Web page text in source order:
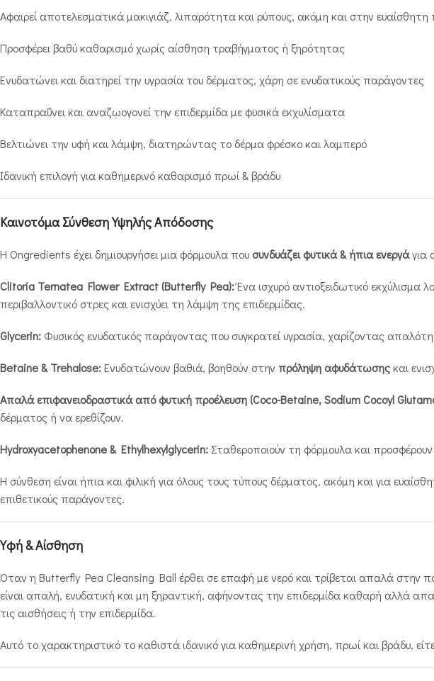
Αφαιρεί αποτελεσματικά μακιγιάζ, λιπαρότητα και ρύπους, ακόμη και στην
Προσφέρει βαθύ καθαρισμό χωρίς αίσθηση τραβήγματος ή ξηρότητας
Ενυδατώνει και διατηρεί την υγρασία του δέρματος, χάρη σε ενυδατικούς παράγοντες
Καταπραΰνει και αναζωογονεί την επιδερμίδα με φυσικά εκχυλίσματα
Βελτιώνει την υφή και λάμψη, διατηρώντας το δέρμα φρέσκο και λαμπερό
Ιδανική επιλογή για καθημερινό καθαρισμό πρωί & βράδυ
Καινοτόμα Σύνθεση Υψηλής Απόδοσης
Η Ongredients έχει δημιουργήσει μια φόρμουλα που συνδυάζει φυτικά & ήπια ενεργάγια
Clitoria Ternatea Flower Extract (Butterfly Pea):Ένα ισχυρό αντιοξειδωτικό
περιβαλλοντικό στρες και ενισχύει τη λάμψη της επιδερμίδας.
Glycerin: Φυσικός ενυδατικός παράγοντας που συγκρατεί υγρασία, χαρίζοντας
Betaine & Trehalose:Ενυδατώνουν βαθιά, βοηθούν στην πρόληψη αφυδάτωσηςκαι
Απαλά επιφανειοδραστικά από φυτική προέλευση (Coco-Betaine, Sodium Cocoyl
δέρματος ή να ερεθίζουν.
Hydroxyacetophenone & Ethylhexylglycerin: Σταθεροποιούν τη φόρμουλα και
Η σύνθεση είναι ήπια και φιλική για όλους τους τύπους δέρματος, ακόμη και για
επιθετικούς παράγοντες.
Υφή & Αίσθηση
Όταν η Butterfly Pea Cleansing Ball έρθει σε επαφή με νερό και τρίβεται απαλά στην
είναι απαλή, ενυδατική και μη ξηραντική, αφήνοντας την επιδερμίδα καθαρή αλλά
τις αισθήσεις ή την επιδερμίδα.
Αυτό το χαρακτηριστικό το καθιστά ιδανικό για καθημερινή χρήση, πρωί και βράδυ,